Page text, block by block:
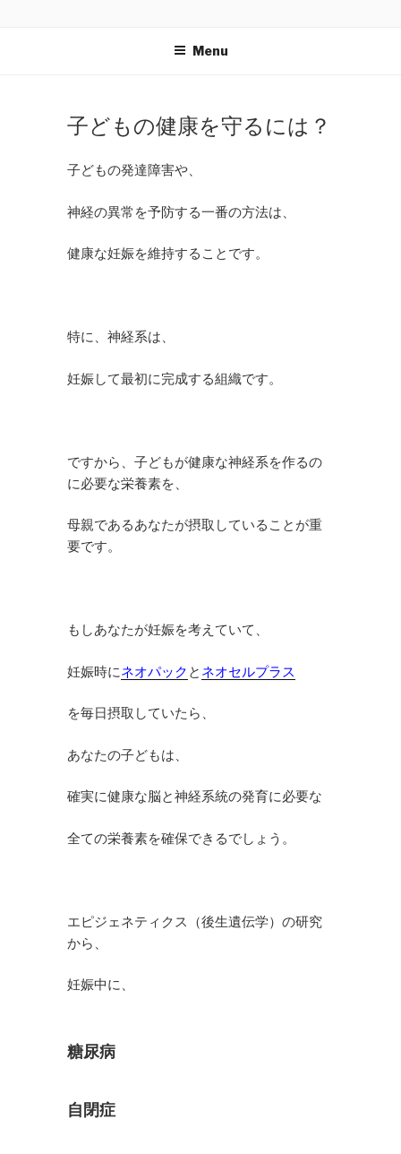
Menu
POSTED
ON
子どもの健康を守るには？
子どもの発達障害や、
神経の異常を予防する一番の方法は、
健康な妊娠を維持することです。
特に、神経系は、
妊娠して最初に完成する組織です。
ですから、子どもが健康な神経系を作るの
に必要な栄養素を、
母親であるあなたが摂取していることが重
要です。
もしあなたが妊娠を考えていて、
妊娠時にネオパック と ネオセルプラス
を毎日摂取していたら、
あなたの子どもは、
確実に健康な脳と神経系統の発育に必要な
全ての栄養素を確保できるでしょう。
エピジェネティクス（後生遺伝学）の研究
から、
妊娠中に、
糖尿病
自閉症